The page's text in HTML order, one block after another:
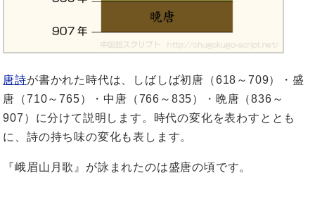
唐詩が書かれた時代は、しばしば初唐（618～709）・盛
唐（710～765）・中唐（766～835）・晩唐（836～
907）に分けて説明します。時代の変化を表わすととも
に、詩の持ち味の変化も表します。
『峨眉山月歌』が詠まれたのは盛唐の頃です。